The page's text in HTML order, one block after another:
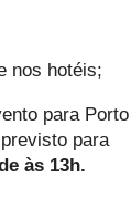
nos hotéis;
para Porto
para
às 13h.